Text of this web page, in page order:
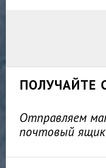
ПОЛУЧАЙТЕ
Отправляем
почтовый